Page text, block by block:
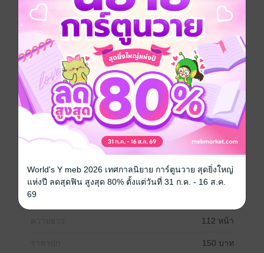
Elliott Wave ที่เอาไว้ใช้วิเคราะห์ราคาจริง ๆ ดูสักทีกับเล่ม
นี้ครับ
ประเภทไฟล์ pdf
วันที่วางขาย
112 หน้า
150 บาท
World's Y meb 2026 เทศกาลนิยาย การ์ตูนวาย สุดยิ่งใหญ่
แห่งปี ลดสุดฟิน สูงสุด 80% ตั้งแต่วันที่ 31 ก.ค. - 16 ส.ค.
69